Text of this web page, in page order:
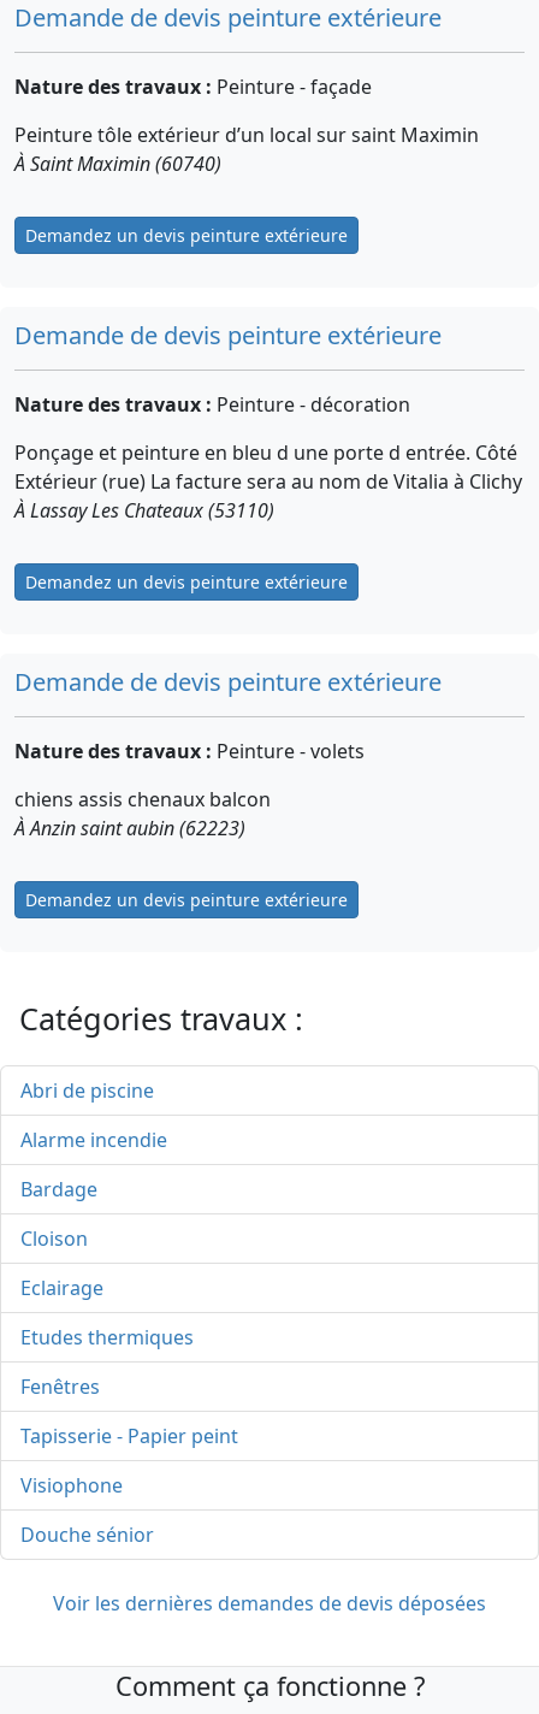
Demande de devis peinture extérieure
Nature des travaux : Peinture - façade
Peinture tôle extérieur d’un local sur saint Maximin
À Saint Maximin (60740)
Demandez un devis peinture extérieure
Demande de devis peinture extérieure
Nature des travaux : Peinture - décoration
Ponçage et peinture en bleu d une porte d entrée. Côté
Extérieur (rue) La facture sera au nom de Vitalia à Clichy
À Lassay Les Chateaux (53110)
Demandez un devis peinture extérieure
Demande de devis peinture extérieure
Nature des travaux : Peinture - volets
chiens assis chenaux balcon
À Anzin saint aubin (62223)
Demandez un devis peinture extérieure
Catégories travaux :
Abri de piscine
Alarme incendie
Bardage
Cloison
Eclairage
Etudes thermiques
Fenêtres
Tapisserie - Papier peint
Visiophone
Douche sénior
Voir les dernières demandes de devis déposées
Comment ça fonctionne ?